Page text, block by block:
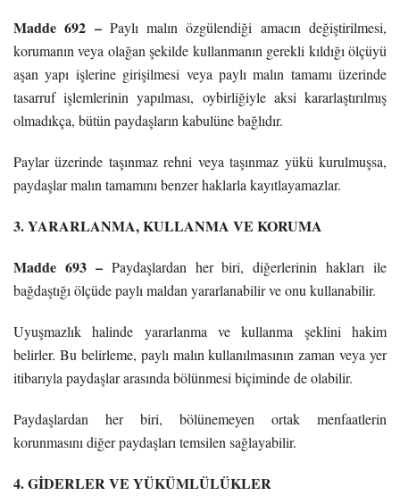
Madde 692 –Paylı malın özgülendiği amacın değiştirilmesi,
korumanın veya olağan şekilde kullanmanın gerekli kıldığı ölçüyü
aşan yapı işlerine girişilmesi veya paylı malın tamamı üzerinde
tasarruf işlemlerinin yapılması, oybirliğiyle aksi kararlaştırılmış
olmadıkça, bütün paydaşların kabulüne bağlıdır.
Paylar üzerinde taşınmaz rehni veya taşınmaz yükü kurulmuşsa,
paydaşlar malın tamamını benzer haklarla kayıtlayamazlar.
3. YARARLANMA, KULLANMA VE KORUMA
Madde 693 – Paydaşlardan her biri, diğerlerinin hakları ile
bağdaştığı ölçüde paylı maldan yararlanabilir ve onu kullanabilir.
Uyuşmazlık halinde yararlanma ve kullanma şeklini hakim
belirler. Bu belirleme, paylı malın kullanılmasının zaman veya yer
itibarıyla paydaşlar arasında bölünmesi biçiminde de olabilir.
Paydaşlardan her biri, bölünemeyen ortak menfaatlerin
korunmasını diğer paydaşları temsilen sağlayabilir.
4. GİDERLER VE YÜKÜMLÜLÜKLER